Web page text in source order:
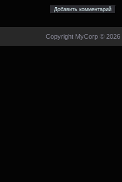
Copyright MyCorp © 2026